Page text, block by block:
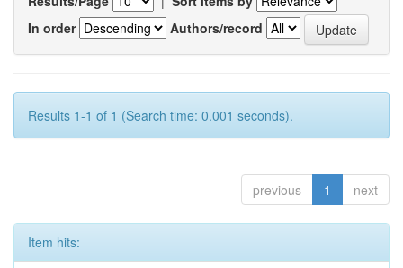
In order
Authors/record
Results 1-1 of 1 (Search time: 0.001 seconds).
previous 1 next
Item hits: